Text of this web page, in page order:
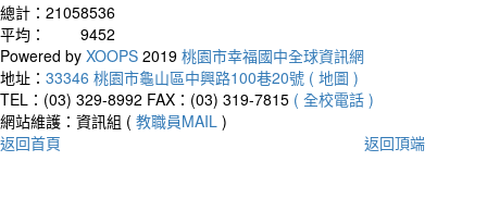
總計： 21058536
平均：
9452
Powered by XOOPS 2019 桃園市幸福國中全球資訊網
地址： 33346 桃園市龜山區中興路100巷20號 ( 地圖 )
TEL：(03) 329-8992 FAX：(03) 319-7815 ( 全校電話 )
網站維護：資訊組 ( 教職員MAIL )
返回首頁
返回頂端